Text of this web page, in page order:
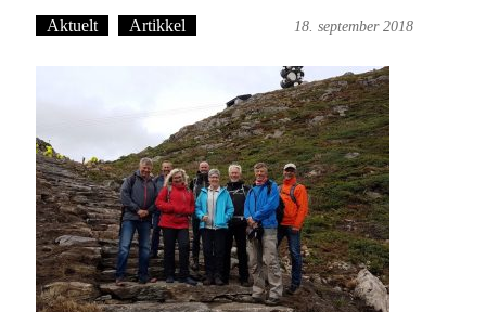
Aktuelt Artikkel 18. september 2018